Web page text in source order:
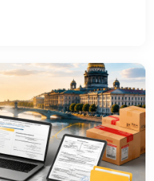
8